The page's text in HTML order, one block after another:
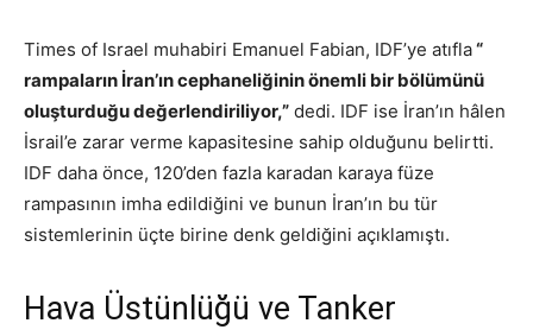
Times of Israel muhabiri Emanuel Fabian, IDF’ye atıfla“
rampaların İran’ın cephaneliğinin önemli bir bölümünü
oluşturduğu değerlendiriliyor,” dedi. IDF ise İran’ın hâlen
İsrail’e zarar verme kapasitesine sahip olduğunu belirtti.
IDF daha önce, 120’den fazla karadan karaya füze
rampasının imha edildiğini ve bunun İran’ın bu tür
sistemlerinin üçte birine denk geldiğini açıklamıştı.
Hava Üstünlüğü ve Tanker